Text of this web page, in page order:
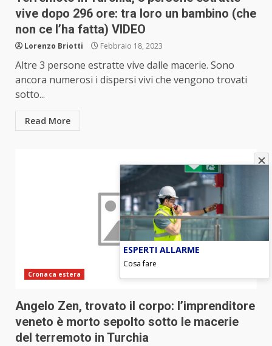
vive dopo 296 ore: tra loro un bambino (che
non ce l’ha fatta) VIDEO
Lorenzo Briotti Febbraio 18, 2023
Altre 3 persone estratte vive dalle macerie. Sono
ancora numerosi i dispersi vivi che vengono trovati
sotto...
Read More
Cronaca estera
Angelo Zen, trovato il corpo: l’imprenditore
veneto è morto sepolto sotto le macerie
del terremoto in Turchia
ESPERTI ALLARME
Cosa fare